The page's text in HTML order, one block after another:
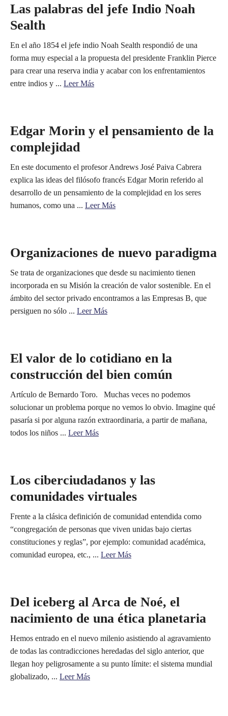
Las palabras del jefe Indio Noah
Sealth
En el año 1854 el jefe indio Noah Sealth respondió de una
forma muy especial a la propuesta del presidente Franklin Pierce
para crear una reserva india y acabar con los enfrentamientos
entre indios y ... Leer Más
Edgar Morin y el pensamiento de la
complejidad
En este documento el profesor Andrews José Paiva Cabrera
explica las ideas del filósofo francés Edgar Morin referido al
desarrollo de un pensamiento de la complejidad en los seres
humanos, como una ... Leer Más
Organizaciones de nuevo paradigma
Se trata de organizaciones que desde su nacimiento tienen
incorporada en su Misión la creación de valor sostenible. En el
ámbito del sector privado encontramos a las Empresas B, que
persiguen no sólo ... Leer Más
El valor de lo cotidiano en la
construcción del bien común
Artículo de Bernardo Toro. Muchas veces no podemos
solucionar un problema porque no vemos lo obvio. Imagine qué
pasaría si por alguna razón extraordinaria, a partir de mañana,
todos los niños ... Leer Más
Los ciberciudadanos y las
comunidades virtuales
Frente a la clásica definición de comunidad entendida como
“congregación de personas que viven unidas bajo ciertas
constituciones y reglas”, por ejemplo: comunidad académica,
comunidad europea, etc., ... Leer Más
Del iceberg al Arca de Noé, el
nacimiento de una ética planetaria
Hemos entrado en el nuevo milenio asistiendo al agravamiento
de todas las contradicciones heredadas del siglo anterior, que
llegan hoy peligrosamente a su punto límite: el sistema mundial
globalizado, ... Leer Más